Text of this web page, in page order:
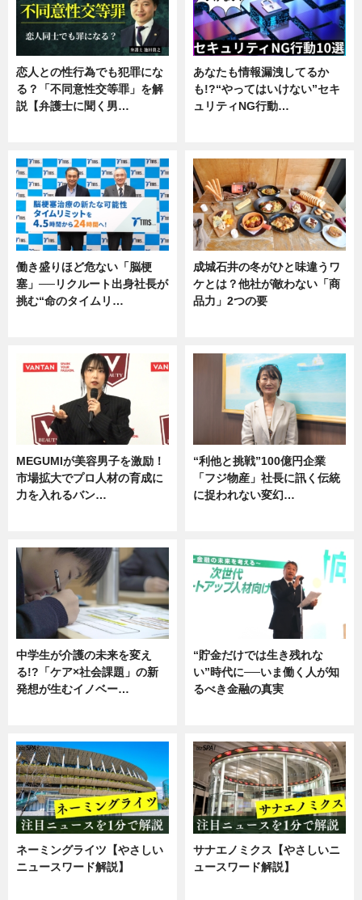
恋人との性行為でも犯罪にな
る？「不同意性交等罪」を解
説【弁護士に聞く男…
あなたも情報漏洩してるか
も!?“やってはいけない”セキ
ュリティNG行動…
働き盛りほど危ない「脳梗
塞」──リクルート出身社長が
挑む“命のタイムリ…
成城石井の冬がひと味違うワ
ケとは？他社が敵わない「商
品力」2つの要
MEGUMIが美容男子を激励！
市場拡大でプロ人材の育成に
力を入れるバン…
“利他と挑戦”100億円企業
「フジ物産」社長に訊く伝統
に捉われない変幻…
中学生が介護の未来を変え
る!?「ケア×社会課題」の新
発想が生むイノベー…
“貯金だけでは生き残れな
い”時代に──いま働く人が知
るべき金融の真実
ネーミングライツ【やさしい
ニュースワード解説】
サナエノミクス【やさしいニ
ュースワード解説】